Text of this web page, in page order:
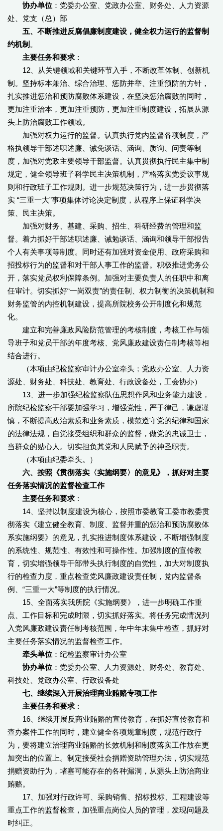
协办单位 ：党委办公室、党政办公室、财务处、人力资源
处、党支（总）部
五、不断推进反腐倡廉制度建设，健全权力运行的监督制
约机制 。
主要任务和要求 ：
12、从关键领域和关键环节入手，不断改革体制、创新机
制。坚持标本兼治、综合治理、惩防并举、注重预防的方针，
扎实推进惩治和预防腐败体系建设，在坚决惩治腐败的同时，
更加注重治本，更加注重预防，更加注重制度建设，拓展从源
头上防治腐败工作领域。
加强对权力运行的监督。认真执行党内监督各项制度，严
格执领导干部述职述廉、诫免谈话、涵询、质询、问责等制
度，加强对党政主要领导干部监督。认真贯彻执行民主集中制
规定，健全领导班子科学民主决策机制，严格落实党委议事规
则和行政班子工作规则。进一步规范决策行为，进一步贯彻落
实 “三重一大”事项集体讨论决定制度，从程序上保证科学决
策、民主决策。
加强对财务、基建、采购、招生、科研经费的管理和监
督。着力抓好干部述职述廉、诫勉谈话、涵询和领导干部报告
个人有关事项等制度。同时还有加强对资金使用、政府采购和
招投标行为的监督和对干部人事工作的监督。积极推进党务公
开，落实党员权利保障条例。加强对主要负责人的任职中和离
任审计。切实抓好“一岗双责”的责任制、权力制衡的决策机制和
财务监管的内控机制建设，提高所院校务公开制度化和规范
化。
建立和完善廉政风险防范管理的考核制度，考核工作与领
导班子和党员干部的年度考核、党风廉政建设责任制考核等相
结合进行。
（本项由纪检监察审计办公室牵头；党政办公室、人力资
源处、财务处、科技处、教育处、行政设备处，工会协办）
13、进一步加强纪检监察队伍思想作风和业务能力建设，
所院纪检监察干部要加强学习，增强党性，严于律己，谦虚谨
慎，不断提高政治素质和业务素质，模范遵守党的纪律和国家
的法律法规，自觉接受组织和群众的监督，做党的忠诚卫士，
当群众的贴心人。切实担负其党和人民赋予的神圣职责。
（本项由纪委牵头。）
六、按照《贯彻落实〈实施纲要〉的意见》，抓好对主要
任务落实情况的监督检查工作
主要任务和要求 ：
14、坚持以制度建设为核心，按照市委教育工委市教委贯
彻落实《建立健全教育、制度、监督并重的惩治和预防腐败体
系实施纲要》的意见，扎实推进制度体系建设，不断增强制度
的系统性、规范性、有效性和可操作性。加强制度的宣传教
育，切实增强领导干部带头执行制度的自觉性，加大对制度执
行的检查力度，重点检查党风廉政建设责任制，党内监督条
例、“三重一大”等制度的执行情况。
15、全面落实我所院《实施纲要》，进一步明确工作重
点、工作目标和完成时限，切实抓好落实。将任务完成情况列
入党风廉政建设责任制考核范围，年中年末集中检查，抓好对
主要任务落实情况的监督检查工作。
牵头单位 ：纪检监察审计办公室
协办单位 ：党委办公室、人力资源处、财务处、教育处、
科技处、党政办公室、行政设备处
七、继续深入开展治理商业贿赂专项工作
主要任务和要求 ：
16、继续开展反商业贿赂的宣传教育，在抓好宣传教育和
查办案件工作的同时，建立健全各项规章制度，规范行政行
为，要将建立治理商业贿赂的长效机制和制度落实工作放在更
加突出的位置上。制定接受社会捐赠资助管理办法，切实规范
捐赠资助行为，堵塞可能存在的各种漏洞，从源头上防治商业
贿赂。
17、加强对行政许可、采购销售、招标投标、工程建设等
重点工作的监督检查，加强重点岗位人员的管理，发现问题及
时纠正。